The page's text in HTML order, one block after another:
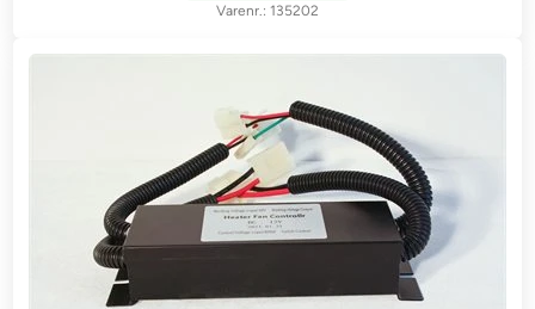
135202